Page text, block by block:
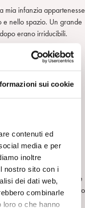
sui cookie
contenuti ed
media e per
inoltre
nostro sito con i
dei dati web,
combinarle
o che hanno
mia infanzia appartenesse
e nello spazio. Un grande
erano irriducibili.
di vista professionale,
collettivi, ho poi
schema. Gli attori
a mille e più
Roma, Parigi,
segue lo stesso
nuove generazioni che
i legami possono
del passato.
storia, ho potuto essere
di sradicamento
sopportabile